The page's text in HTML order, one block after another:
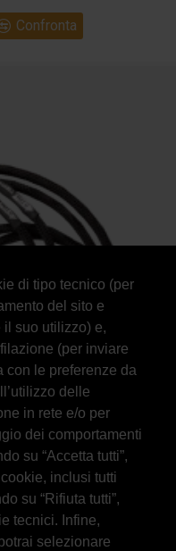
di tipo tecnico (per
del sito e
suo utilizzo) e,
(per inviare
con le preferenze da
delle
in rete e/o per
dei comportamenti
su “Accetta tutti”,
inclusi tutti
su “Rifiuta tutti”,
tecnici. Infine,
selezionare
Confronta
Rca (coppia)